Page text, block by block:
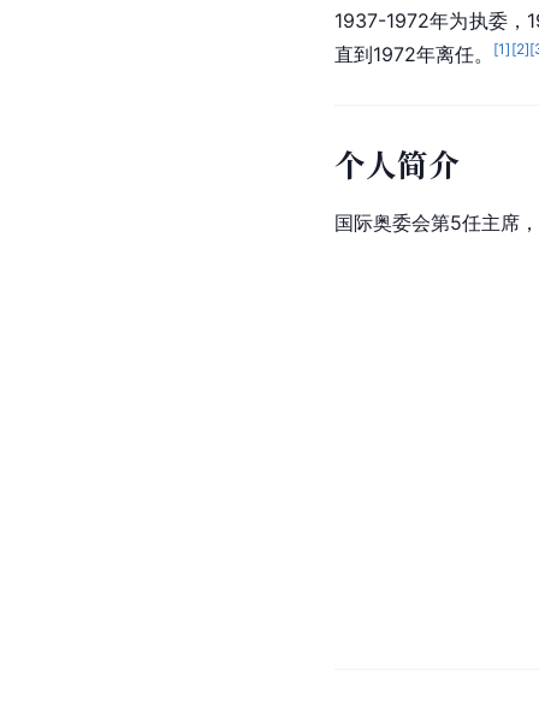
1937-1972年为执委，
直到1972年离任。
[1] [2][
个人简介
国际奥委会第5任主席